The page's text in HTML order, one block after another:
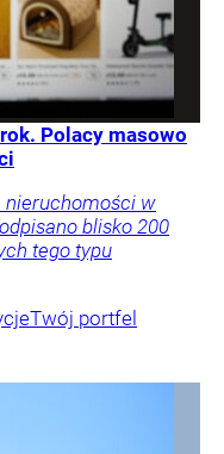
Polacy masowo
nieruchomości w
blisko 200
tego typu
Twój portfel